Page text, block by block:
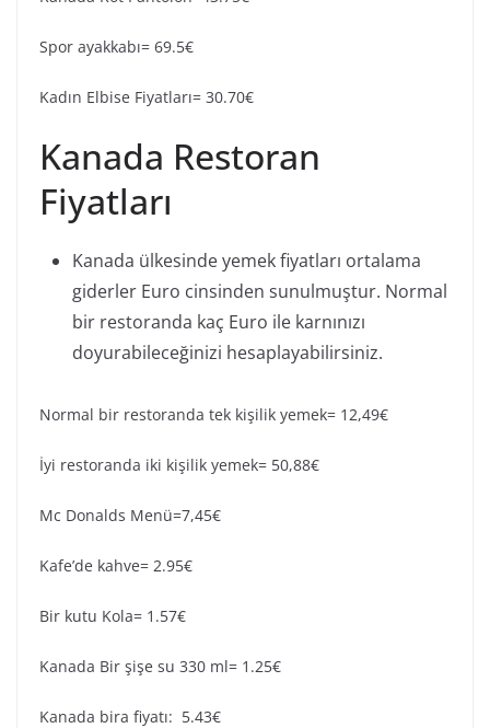
Spor ayakkabı= 69.5€
Kadın Elbise Fiyatları= 30.70€
Kanada Restoran
Fiyatları
Kanada ülkesinde yemek fiyatları ortalama
giderler Euro cinsinden sunulmuştur. Normal
bir restoranda kaç Euro ile karnınızı
doyurabileceğinizi hesaplayabilirsiniz.
Normal bir restoranda tek kişilik yemek= 12,49€
İyi restoranda iki kişilik yemek= 50,88€
Mc Donalds Menü=7,45€
Kafe’de kahve= 2.95€
Bir kutu Kola= 1.57€
Kanada Bir şişe su 330 ml= 1.25€
Kanada bira fiyatı: 5.43€